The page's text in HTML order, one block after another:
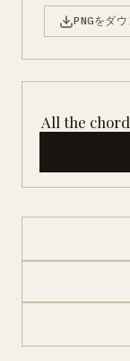
PNGをダ
All the